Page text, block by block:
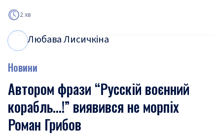
2 хв
Любава Лисичкіна
Новини
Автором фрази “Русскій воєнний
корабль…!” виявився не морпіх
Роман Грибов